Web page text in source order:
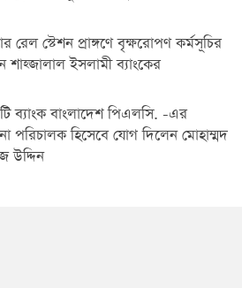
রেল স্টেশন প্রাঙ্গণে বৃক্ষরোপণ কর্মসূচির
ইসলামী ব্যাংকের
ব্যাংক বাংলাদেশ পিএলসি. -এর
পরিচালক হিসেবে যোগ দিলেন মোহাম্মদ
উদ্দিন